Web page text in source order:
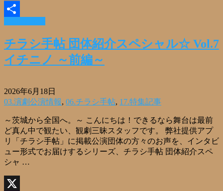
Email
共
有
チラシ手帖 団体紹介スペシャル☆ Vol.7
イチニノ ～前編～
2026年6月18日
03.演劇公演情報, 06.チラシ手帖, 17.特集記事
～茨城から全国へ。～ こんにちは！できるなら舞台は最前
ど真ん中で観たい、観劇三昧スタッフです。 弊社提供アプ
リ「チラシ手帖」に掲載公演団体の方々のお声を、インタビ
ュー形式でお届けするシリーズ、チラシ手帖 団体紹介スペ
シャ …